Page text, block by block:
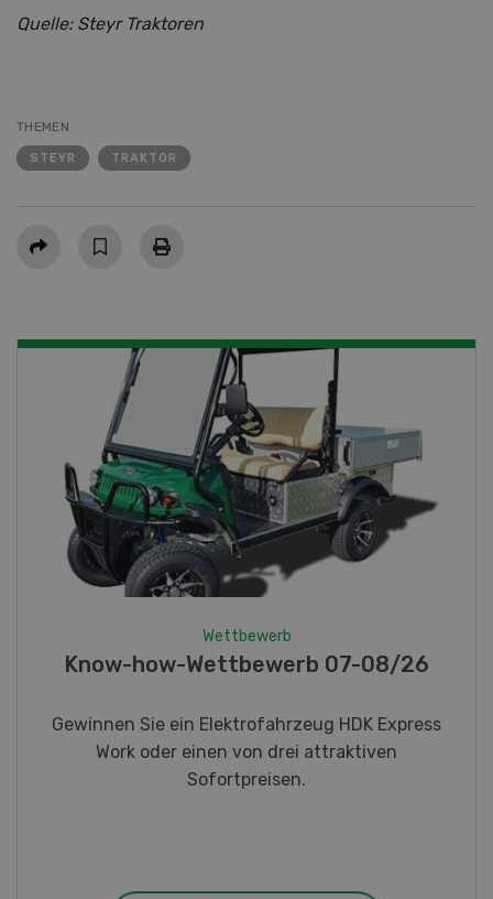
Quelle: Steyr Traktoren
THEMEN
STEYR TRAKTOR
Teilen
Fotorätsel 07-08/26
Gewinnen Sie eines von fünf LANDI
Taschenmessern